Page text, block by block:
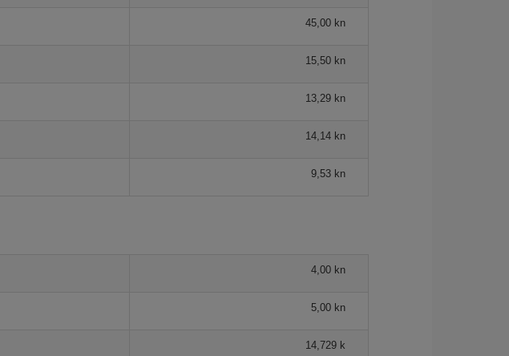
45,00 kn
15,50 kn
13,29 kn
14,14 kn
9,53 kn
4,00 kn
5,00 kn
14,729 k